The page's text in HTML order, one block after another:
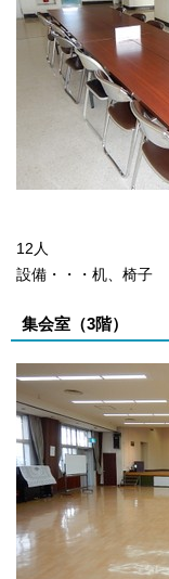
12人
設備・・・机、椅子
集会室（3階）